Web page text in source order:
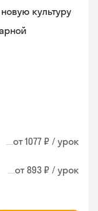
культуру
от 1077 ₽ / урок
от 893 ₽ / урок